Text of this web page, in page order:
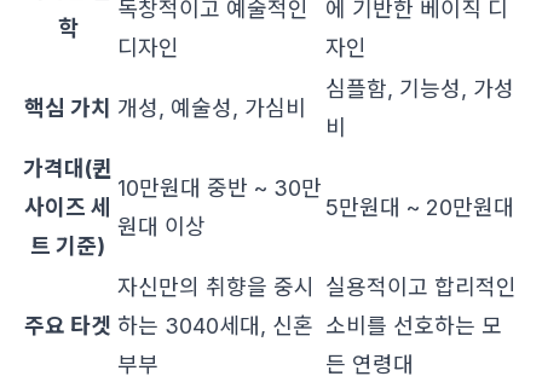
학
독창적이고 예술적인
디자인
에 기반한 베이직 디
자인
핵심 가치 개성, 예술성, 가심비
심플함, 기능성, 가성
비
가격대(퀸
사이즈 세
트 기준)
10만원대 중반 ~ 30만
원대 이상
5만원대 ~ 20만원대
주요 타겟
자신만의 취향을 중시
하는 3040세대, 신혼
부부
실용적이고 합리적인
소비를 선호하는 모
든 연령대